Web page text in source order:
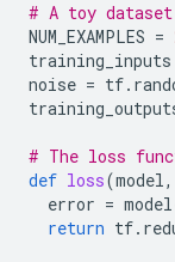
# A toy
NUM_EXAMPLES =
training_inputs
noise = tf.
# The loss
def loss(model,
error = model
return tf.